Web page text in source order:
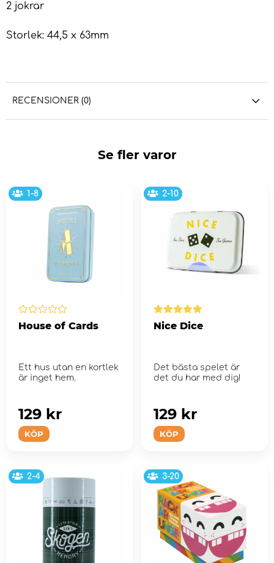
2 jokrar
Storlek: 44,5 x 63mm
RECENSIONER (0)
Se fler varor
1-8
House of Cards
Ett hus utan en kortlek
är inget hem.
KÖP
129 kr
2-10
Nice Dice
Det bästa spelet är
det du har med dig!
KÖP
129 kr
2-4 3-20